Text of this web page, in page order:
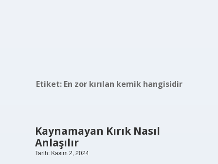
Etiket: En zor kırılan kemik hangisidir
Kaynamayan Kırık Nasıl
Anlaşılır
Tarih: Kasım 2, 2024